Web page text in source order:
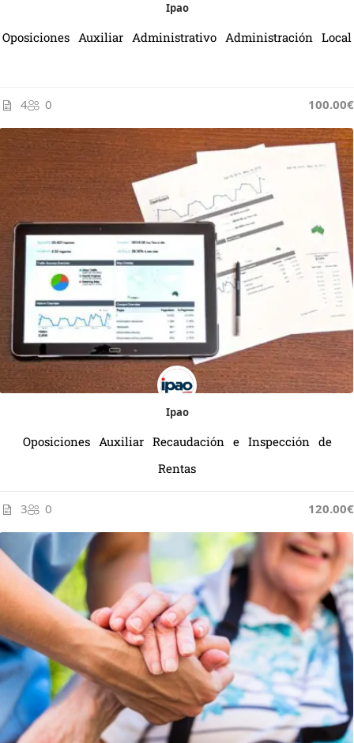
Ipao
Oposiciones Auxiliar Administrativo Administración Local
4 0 100.00€
Ipao
Oposiciones Auxiliar Recaudación e Inspección de
Rentas
3 0 120.00€